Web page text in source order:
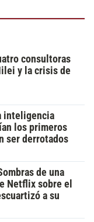
consultoras
y la crisis de
inteligencia
los primeros
ser derrotados
de una
Netflix sobre el
a su